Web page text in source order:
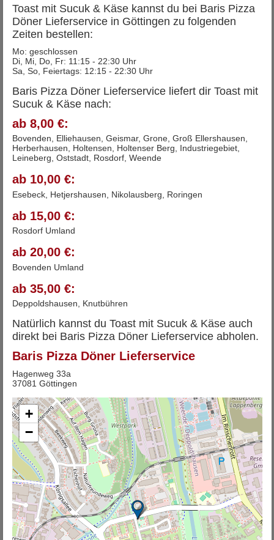
Toast mit Sucuk & Käse kannst du bei Baris Pizza
Döner Lieferservice in Göttingen zu folgenden
Zeiten bestellen:
Mo: geschlossen
Di, Mi, Do, Fr: 11:15 - 22:30 Uhr
Sa, So, Feiertags: 12:15 - 22:30 Uhr
Baris Pizza Döner Lieferservice liefert dir Toast mit
Sucuk & Käse nach:
ab 8,00 €:
Bovenden, Elliehausen, Geismar, Grone, Groß Ellershausen,
Herberhausen, Holtensen, Holtenser Berg, Industriegebiet,
Leineberg, Oststadt, Rosdorf, Weende
ab 10,00 €:
Esebeck, Hetjershausen, Nikolausberg, Roringen
ab 15,00 €:
Rosdorf Umland
ab 20,00 €:
Bovenden Umland
ab 35,00 €:
Deppoldshausen, Knutbühren
Natürlich kannst du Toast mit Sucuk & Käse auch
direkt bei Baris Pizza Döner Lieferservice abholen.
Baris Pizza Döner Lieferservice
Hagenweg 33a
37081 Göttingen
+
−